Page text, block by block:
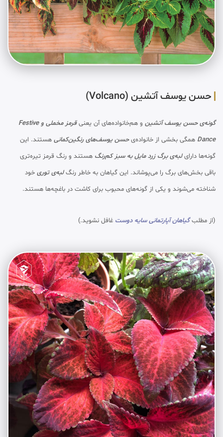
حسن یوسف آتشین (Volcano)
گونه‌ی حسن یوسف آتشین و هم‌خانواده‌های آن یعنی
قرمز مخملی و Festive
Dance همگی بخشی از خانواده‌ی حسن یوسف‌های رنگین‌کمانی هستند. این
گونه‌ها دارای لبه‌ی برگ زرد مایل به سبز کم‌رنگ هستند و رنگ قرمز تیره‌تری
باقی بخش‌های برگ را می‌پوشاند. این گیاهان به خاطر رنگ لبه‌ی توری خود
شناخته می‌شوند و یکی از گونه‌های محبوب برای کاشت در باغچه‌ها هستند.
(از مطلبگیاهان آپارتمانی سایه دوست غافل نشوید.)